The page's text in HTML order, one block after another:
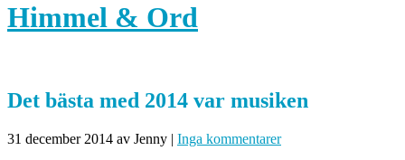
Himmel & Ord
Det bästa med 2014 var musiken
31 december 2014 av Jenny | Inga kommentarer